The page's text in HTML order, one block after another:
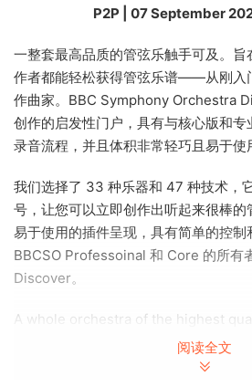
P2P | 07 September
一整套最高品质的管弦乐触手可及。旨
作者都能轻松获得管弦乐谱——从刚入
作曲家。BBC Symphony Orchestra
创作的启发性门户，具有与核心版和专
录音流程，并且体积非常轻巧且易于使
我们选择了 33 种乐器和 47 种技术，
号，让您可以立即创作出听起来很棒的
易于使用的插件呈现，具有简单的控制
BBCSO Professoinal 和 Core 的所有
Discover。
A whole orchestra of the highest
Designed to make orchestral
creators of every level – from those
阅读全文